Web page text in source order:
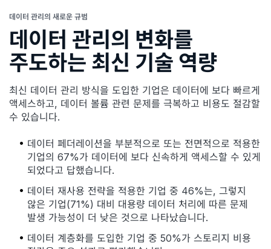
데이터 관리의 새로운 규범
데이터 관리의 변화를
주도하는 최신 기술 역량
최신 데이터 관리 방식을 도입한 기업은 데이터에 보다 빠르게
액세스하고, 데이터 볼륨 관련 문제를 극복하고 비용도 절감할
수 있습니다.
데이터 페더레이션을 부분적으로 또는 전면적으로 적용한
기업의 67%가 데이터에 보다 신속하게 액세스할 수 있게
되었다고 답했습니다.
데이터 재사용 전략을 적용한 기업 중 46%는, 그렇지
않은 기업(71%) 대비 대용량 데이터 처리에 따른 문제
발생 가능성이 더 낮은 것으로 나타났습니다.
데이터 계층화를 도입한 기업 중 50%가 스토리지 비용